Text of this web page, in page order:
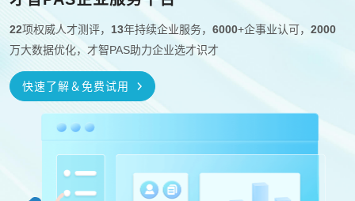
22项权威人才测评， 13年持续企业服务， 6000+企事业认可， 2000
万大数据优化，才智PAS助力企业选才识才
快速了解＆免费试用
全维度智商 瑞文智力高级 门萨智力测评
心理素质测评 心理健康测评
解决方案
按应用场景 按岗位推荐
用户手册